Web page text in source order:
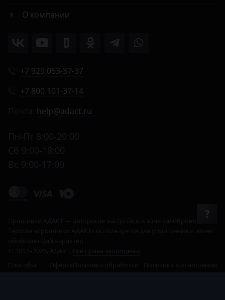
О компании
+7 929 053-37-37
+7 800 101-37-14
help@adact.ru